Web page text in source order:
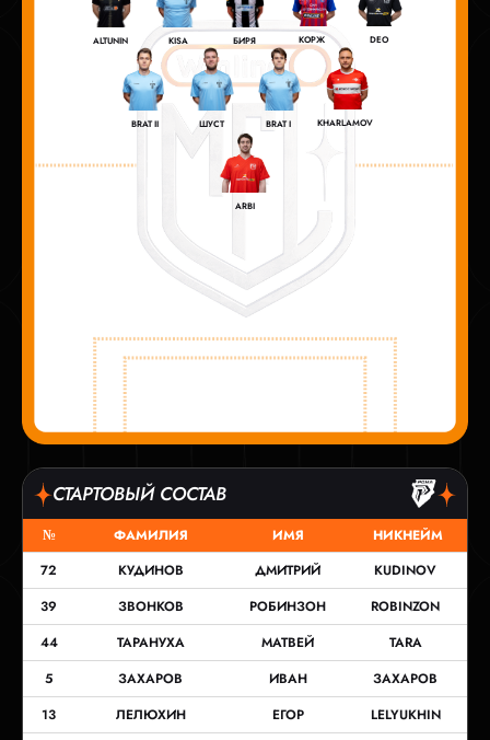
ALTUNIN KISA БИРЯ КОРЖ DEO
BRAT II ШУСТ BRAT I KHARLAMOV
ARBI
СТАРТОВЫЙ СОСТАВ
№ ФАМИЛИЯ ИМЯ
НИКНЕЙМ
72
КУДИНОВ ДМИТРИЙ
KUDINOV
39
ЗВОНКОВ РОБИНЗОН
ROBINZON
44
ТАРАНУХА МАТВЕЙ
TARA
5
ЗАХАРОВ ИВАН
ЗАХАРОВ
13
ЛЕЛЮХИН ЕГОР
LELYUKHIN